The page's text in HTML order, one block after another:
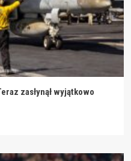
zasłynął wyjątkowo